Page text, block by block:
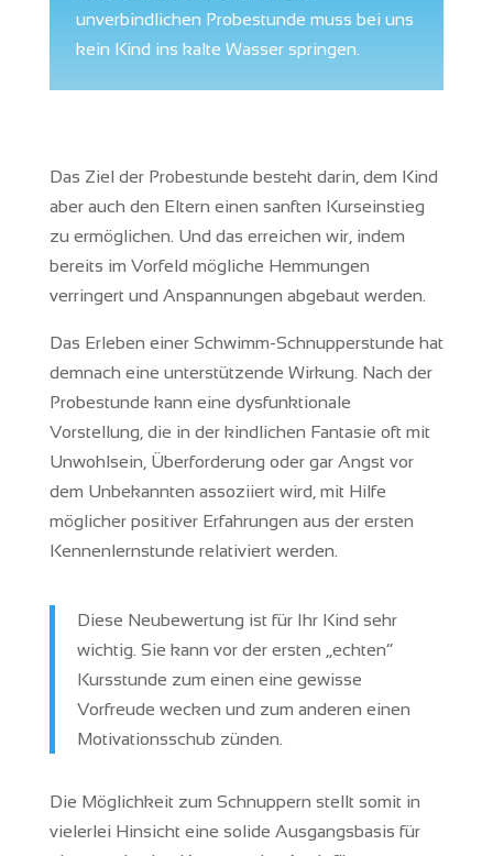
unverbindlichen Probestunde muss bei uns
kein Kind ins kalte Wasser springen.
Das Ziel der Probestunde besteht darin, dem Kind
aber auch den Eltern einen sanften Kurseinstieg
zu ermöglichen. Und das erreichen wir, indem
bereits im Vorfeld mögliche Hemmungen
verringert und Anspannungen abgebaut werden.
Das Erleben einer Schwimm-Schnupperstunde hat
demnach eine unterstützende Wirkung. Nach der
Probestunde kann eine dysfunktionale
Vorstellung, die in der kindlichen Fantasie oft mit
Unwohlsein, Überforderung oder gar Angst vor
dem Unbekannten assoziiert wird, mit Hilfe
möglicher positiver Erfahrungen aus der ersten
Kennenlernstunde relativiert werden.
Diese Neubewertung ist für Ihr Kind sehr
wichtig. Sie kann vor der ersten „echten“
Kursstunde zum einen eine gewisse
Vorfreude wecken und zum anderen einen
Motivationsschub zünden.
Die Möglichkeit zum Schnuppern stellt somit in
vielerlei Hinsicht eine solide Ausgangsbasis für